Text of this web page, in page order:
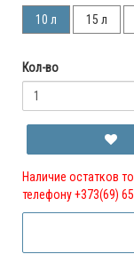
10 л
15 л
Кол-во
Наличие остатков
телефону +373(69)